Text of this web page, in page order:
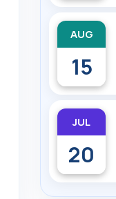
AUG
15
JUL
20